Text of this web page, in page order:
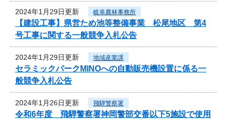
2024年1月29日更新 岐阜農林事務所
【建設工事】県営ため池等整備事業 松尾地区 第4
号工事に関する一般競争入札公告
2024年1月29日更新 地域産業課
セラミックパークMINOへの自動販売機設置に係る一
般競争入札公告
2024年1月26日更新 飛騨警察署
令和6年度 飛騨警察署神岡警部交番以下5施設で使用